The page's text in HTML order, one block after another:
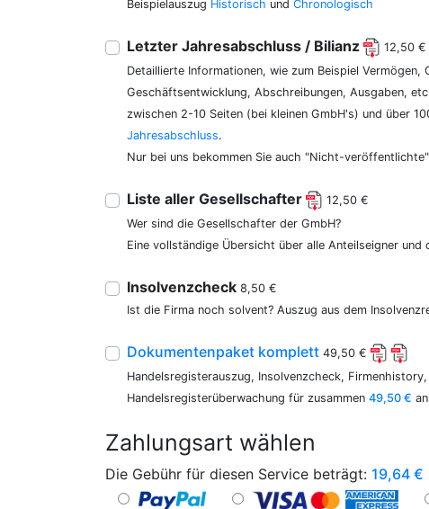
Beispielauszug Historisch und Chronologisch
Letzter Jahresabschluss / Bilianz
12,50 €
Detaillierte Informationen, wie zum Beispiel
Geschäftsentwicklung, Abschreibungen, Ausgaben,
zwischen 2-10 Seiten (bei kleinen GmbH's) und über
Jahresabschluss.
Nur bei uns bekommen Sie auch "Nicht-
Liste aller Gesellschafter
12,50 €
Wer sind die Gesellschafter der GmbH?
Eine vollständige Übersicht über alle Anteilseigner und
Insolvenzcheck 8,50 €
Ist die Firma noch solvent? Auszug aus dem
Dokumentenpaket komplett 49,50 €
Handelsregisterauszug, Insolvenzcheck,
Handelsregisterüberwachung für zusammen 49,50 €
Zahlungsart wählen
Die Gebühr für diesen Service beträgt: 19,64 €